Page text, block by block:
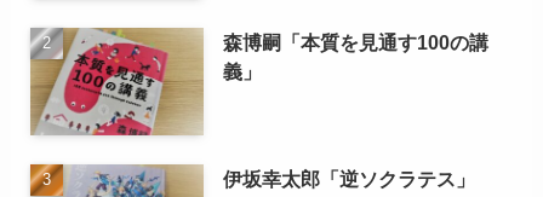
森博嗣「本質を見通す100の講
義」
伊坂幸太郎「逆ソクラテス」